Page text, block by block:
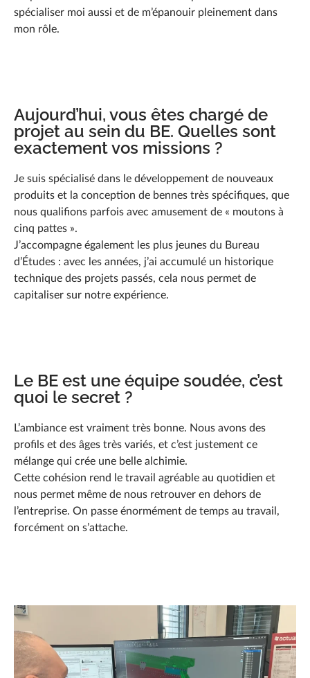
spécialiser moi aussi et de m’épanouir pleinement dans
mon rôle.
Aujourd’hui, vous êtes chargé de
projet au sein du BE. Quelles sont
exactement vos missions ?
Je suis spécialisé dans le développement de nouveaux
produits et la conception de bennes très spécifiques, que
nous qualifions parfois avec amusement de « moutons à
cinq pattes ».
J’accompagne également les plus jeunes du Bureau
d’Études : avec les années, j’ai accumulé un historique
technique des projets passés, cela nous permet de
capitaliser sur notre expérience.
Le BE est une équipe soudée, c’est
quoi le secret ?
L’ambiance est vraiment très bonne. Nous avons des
profils et des âges très variés, et c’est justement ce
mélange qui crée une belle alchimie.
Cette cohésion rend le travail agréable au quotidien et
nous permet même de nous retrouver en dehors de
l’entreprise. On passe énormément de temps au travail,
forcément on s’attache.